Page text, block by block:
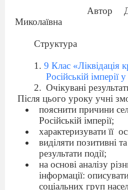
Автор
Миколаївна
Структура
9 Клас «Ліквідація
Російській імперії
Очікувані
Після цього уроку учні
пояснити причини
Російській імперії;
характеризувати її
виділяти позитивні
результати події;
на основі аналізу
інформації:
соціальних груп